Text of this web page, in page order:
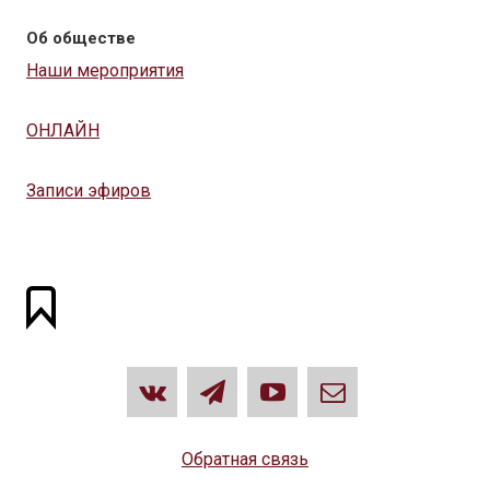
Об обществе
Наши мероприятия
ОНЛАЙН
Записи эфиров
Обратная связь